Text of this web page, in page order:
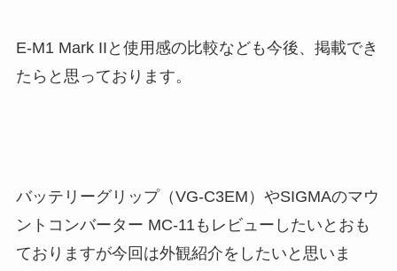
E-M1 Mark IIと使用感の比較なども今後、掲載でき
たらと思っております。
バッテリーグリップ（VG-C3EM）やSIGMAのマウ
ントコンバーター MC-11もレビューしたいとおも
ておりますが今回は外観紹介をしたいと思いま